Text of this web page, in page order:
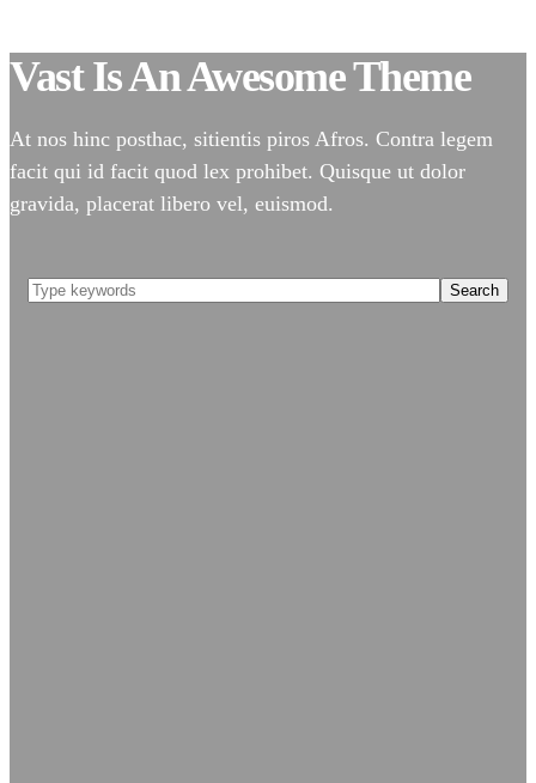
Vast Is An Awesome Theme
At nos hinc posthac, sitientis piros Afros. Contra legem
facit qui id facit quod lex prohibet. Quisque ut dolor
gravida, placerat libero vel, euismod.